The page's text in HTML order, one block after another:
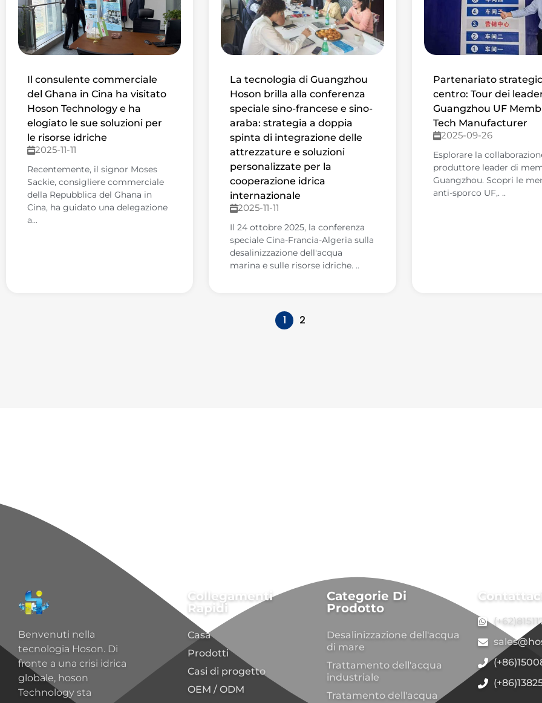
Il consulente commerciale
del Ghana in Cina ha visitato
Hoson Technology e ha
elogiato le sue soluzioni per
le risorse idriche
2025-11-11
Recentemente, il signor Moses
Sackie, consigliere commerciale
della Repubblica del Ghana in
Cina, ha guidato una delegazione
a...
La tecnologia di Guangzhou
Hoson brilla alla conferenza
speciale sino-francese e sino-
araba: strategia a doppia
spinta di integrazione delle
attrezzature e soluzioni
personalizzate per la
cooperazione idrica
internazionale
2025-11-11
Il 24 ottobre 2025, la conferenza
speciale Cina-Francia-Algeria sulla
desalinizzazione dell'acqua
marina e sulle risorse idriche. ..
Partenariato
centro: Tour dei
Guangzhou UF
Tech Manufacturer
2025-09-26
Esplorare la
produttore leader di
Guangzhou. Scopri le
anti-sporco UF,. ..
1 2
Benvenuti nella
tecnologia Hoson. Di
fronte a una crisi idrica
globale, hoson
Technology sta
Collegamenti
Rapidi
Casa
Prodotti
Casi di progetto
OEM / ODM
Categorie Di
Prodotto
Desalinizzazione dell'acqua
di mare
Trattamento dell'acqua
industriale
Tratamento dell'acqua